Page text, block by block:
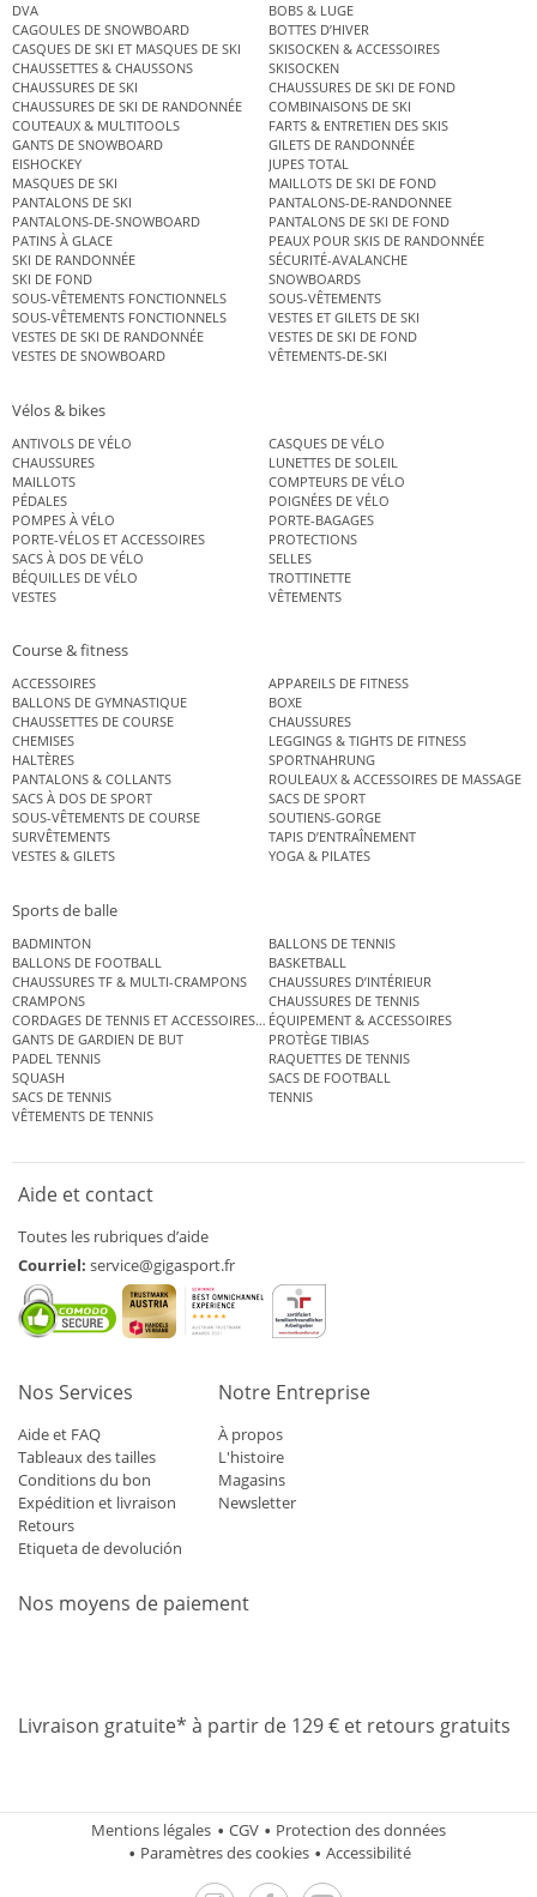
DVA
BOBS & LUGE
CAGOULES DE SNOWBOARD
BOTTES D’HIVER
CASQUES DE SKI ET MASQUES DE SKI
SKISOCKEN & ACCESSOIRES
CHAUSSETTES & CHAUSSONS
SKISOCKEN
CHAUSSURES DE SKI
CHAUSSURES DE SKI DE FOND
CHAUSSURES DE SKI DE RANDONNÉE
COMBINAISONS DE SKI
COUTEAUX & MULTITOOLS
FARTS & ENTRETIEN DES SKIS
GANTS DE SNOWBOARD
GILETS DE RANDONNÉE
EISHOCKEY
JUPES TOTAL
MASQUES DE SKI
MAILLOTS DE SKI DE FOND
PANTALONS DE SKI
PANTALONS-DE-RANDONNEE
PANTALONS-DE-SNOWBOARD
PANTALONS DE SKI DE FOND
PATINS À GLACE
PEAUX POUR SKIS DE RANDONNÉE
SKI DE RANDONNÉE
SÉCURITÉ-AVALANCHE
SKI DE FOND
SNOWBOARDS
SOUS-VÊTEMENTS FONCTIONNELS
SOUS-VÊTEMENTS
SOUS-VÊTEMENTS FONCTIONNELS
VESTES ET GILETS DE SKI
VESTES DE SKI DE RANDONNÉE
VESTES DE SKI DE FOND
VESTES DE SNOWBOARD
VÊTEMENTS-DE-SKI
Vélos & bikes
ANTIVOLS DE VÉLO
CASQUES DE VÉLO
CHAUSSURES
LUNETTES DE SOLEIL
MAILLOTS
COMPTEURS DE VÉLO
PÉDALES
POIGNÉES DE VÉLO
POMPES À VÉLO
PORTE-BAGAGES
PORTE-VÉLOS ET ACCESSOIRES
PROTECTIONS
SACS À DOS DE VÉLO
SELLES
BÉQUILLES DE VÉLO
TROTTINETTE
VESTES
VÊTEMENTS
Course & fitness
ACCESSOIRES
APPAREILS DE FITNESS
BALLONS DE GYMNASTIQUE
BOXE
CHAUSSETTES DE COURSE
CHAUSSURES
CHEMISES
LEGGINGS & TIGHTS DE FITNESS
HALTÈRES
SPORTNAHRUNG
PANTALONS & COLLANTS
ROULEAUX & ACCESSOIRES DE MASSAGE
SACS À DOS DE SPORT
SACS DE SPORT
SOUS-VÊTEMENTS DE COURSE
SOUTIENS-GORGE
SURVÊTEMENTS
TAPIS D’ENTRAÎNEMENT
VESTES & GILETS
YOGA & PILATES
Sports de balle
BADMINTON
BALLONS DE TENNIS
BALLONS DE FOOTBALL
BASKETBALL
CHAUSSURES TF & MULTI-CRAMPONS
CHAUSSURES D’INTÉRIEUR
CRAMPONS
CHAUSSURES DE TENNIS
CORDAGES DE TENNIS ET ACCESSOIRES DE TENNISÉQUIPEMENT & ACCESSOIRES
GANTS DE GARDIEN DE BUT
PROTÈGE TIBIAS
PADEL TENNIS
RAQUETTES DE TENNIS
SQUASH
SACS DE FOOTBALL
SACS DE TENNIS
TENNIS
VÊTEMENTS DE TENNIS
Aide et contact
Toutes les rubriques d’aide
Courriel: service@gigasport.fr
Nos Services
Aide et FAQ
Tableaux des tailles
Conditions du bon
Expédition et livraison
Retours
Etiqueta de devolución
Notre Entreprise
À propos
L'histoire
Magasins
Newsletter
Nos moyens de paiement
Livraison gratuite* à partir de 129 € et retours gratuits
Mentions légales CGV
Protection des données
Paramètres des cookies
Accessibilité